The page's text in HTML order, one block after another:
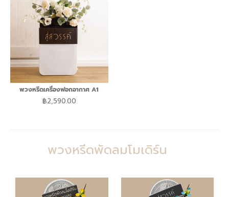
พวงหรีดเครื่องฟอกอากาศ A1
฿2,590.00
พวงหรีดพัดลมโมเดิร์น